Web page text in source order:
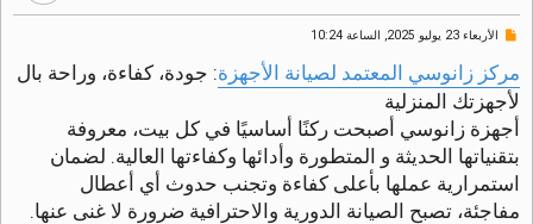
م
ر
ك
غ
ي
م
ق
الأربعاء 23 يوليو 2025, الساعة 10:24
مركز زانوسي المعتمد لصيانة الأجهزة: جودة، كفاءة، وراحة بال
لأجهزتك المنزلية
أجهزة زانوسي أصبحت ركنًا أساسيًا في كل بيت، معروفة
بتقنياتها الحديثة و المتطورة وأدائها وكفاءتها العالية. لضمان
استمرارية عملها بأعلى كفاءة وتجنب حدوث أي أعطال
مفاجئة، تصبح الصيانة الدورية والاحترافية ضرورة لا غنى عنها.